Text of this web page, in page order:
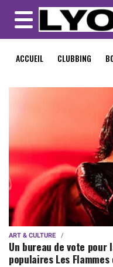
MENU
ACCUEIL CLUBBING
ART & CULTURE
Un bureau de vote
populaires Les Flammes